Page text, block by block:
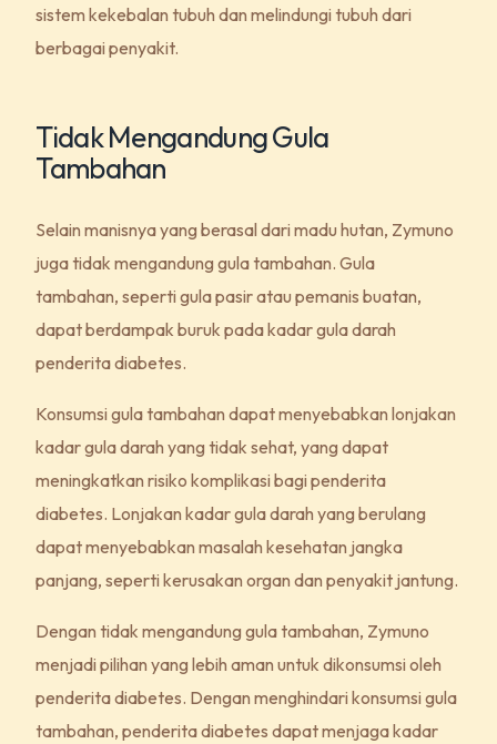
sistem kekebalan tubuh dan melindungi tubuh dari
berbagai penyakit.
Tidak Mengandung Gula
Tambahan
Selain manisnya yang berasal dari madu hutan, Zymuno
juga tidak mengandung gula tambahan. Gula
tambahan, seperti gula pasir atau pemanis buatan,
dapat berdampak buruk pada kadar gula darah
penderita diabetes.
Konsumsi gula tambahan dapat menyebabkan lonjakan
kadar gula darah yang tidak sehat, yang dapat
meningkatkan risiko komplikasi bagi penderita
diabetes. Lonjakan kadar gula darah yang berulang
dapat menyebabkan masalah kesehatan jangka
panjang, seperti kerusakan organ dan penyakit jantung.
Dengan tidak mengandung gula tambahan, Zymuno
menjadi pilihan yang lebih aman untuk dikonsumsi oleh
penderita diabetes. Dengan menghindari konsumsi gula
tambahan, penderita diabetes dapat menjaga kadar